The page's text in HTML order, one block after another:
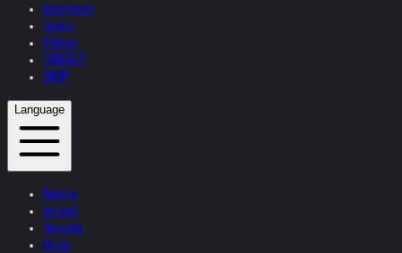
Interviews
Topics
Videos
CONTACT
SHOP
Language
Austria
Ireland
Helvetia
Music